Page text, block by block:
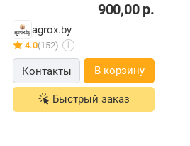
900,00р.
agrox.by
4.0(152) i
Контакты В корзину
Быстрый заказ